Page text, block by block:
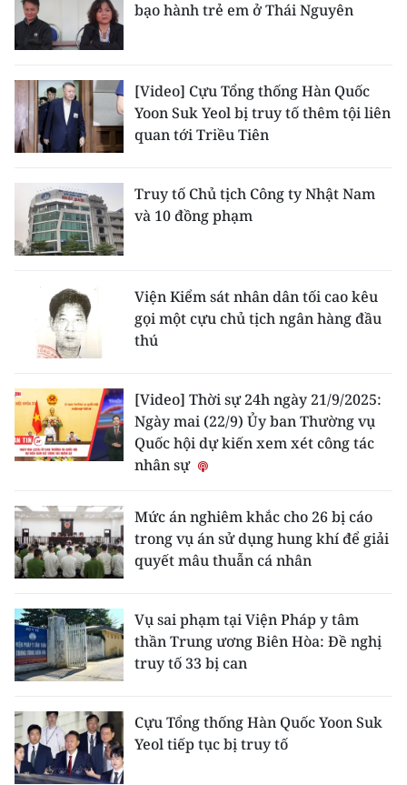
CHUYÊN ĐỀ
CÁC CHUYÊN TRANG
VỀ BÁO NHÂN DÂN
THỜI NAY
NHÂN DÂN CUỐI TUẦN
MUA BÁO
ĐỌC BÁO IN
ENGLISH
中文
FRANÇAIS
РУССКИЙ
한국어
bạo hành trẻ em ở Thái Nguyên
[Video] Cựu Tổng thống Hàn Quốc
Yoon Suk Yeol bị truy tố thêm tội liên
quan tới Triều Tiên
Truy tố Chủ tịch Công ty Nhật Nam
và 10 đồng phạm
Viện Kiểm sát nhân dân tối cao kêu
gọi một cựu chủ tịch ngân hàng đầu
thú
[Video] Thời sự 24h ngày 21/9/2025:
Ngày mai (22/9) Ủy ban Thường vụ
Quốc hội dự kiến xem xét công tác
nhân sự
Mức án nghiêm khắc cho 26 bị cáo
trong vụ án sử dụng hung khí để giải
quyết mâu thuẫn cá nhân
Vụ sai phạm tại Viện Pháp y tâm
thần Trung ương Biên Hòa: Đề nghị
truy tố 33 bị can
Cựu Tổng thống Hàn Quốc Yoon Suk
Yeol tiếp tục bị truy tố